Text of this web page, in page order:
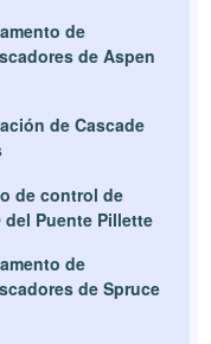
de
de Aspen
de Cascade
de control de
del Puente Pillette
de
de Spruce